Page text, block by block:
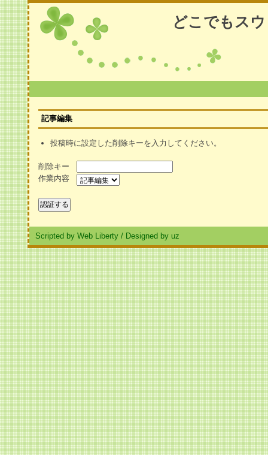
どこでもス
記事編集
投稿時に設定した削除キーを入力してください。
削除キー
作業内容
Scripted by Web Liberty / Designed by uz